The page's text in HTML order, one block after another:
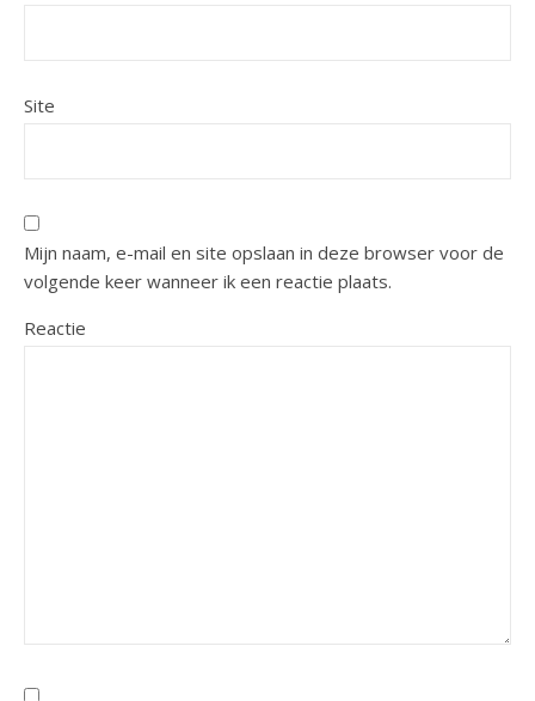
Site
Mijn naam, e-mail en site opslaan in deze browser voor de
volgende keer wanneer ik een reactie plaats.
Reactie